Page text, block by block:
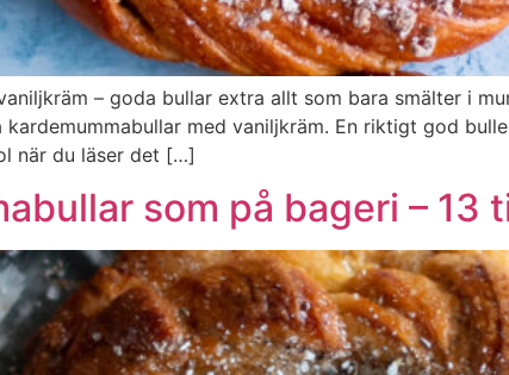
– goda bullar extra allt som bara smälter i
med vaniljkräm. En riktigt god
när du läser det […]
som på bageri – 13